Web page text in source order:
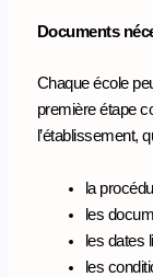
Documents
Chaque école
première étape
l’établissement,
la
les
les dates
les